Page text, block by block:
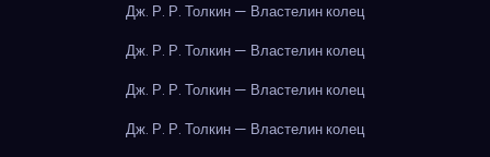
Дж. Р. Р. Толкин — Властелин колец
Дж. Р. Р. Толкин — Властелин колец
Дж. Р. Р. Толкин — Властелин колец
Дж. Р. Р. Толкин — Властелин колец